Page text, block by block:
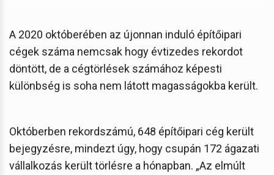
A 2020 októberében az újonnan induló építőipari
cégek száma nemcsak hogy évtizedes rekordot
döntött, de a cégtörlések számához képesti
különbség is soha nem látott magasságokba került.
Októberben rekordszámú, 648 építőipari cég került
bejegyzésre, mindezt úgy, hogy csupán 172 ágazati
vállalkozás került törlésre a hónapban. „Az elmúlt